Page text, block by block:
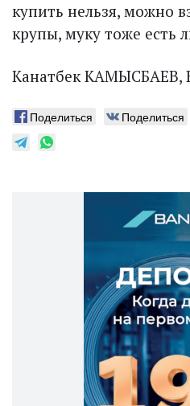
купить нельзя, можно
крупы, муку тоже есть
Канатбек КАМЫСБАЕВ,
Поделиться Поделиться